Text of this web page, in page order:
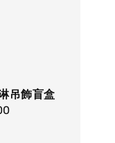
吊飾盲盒